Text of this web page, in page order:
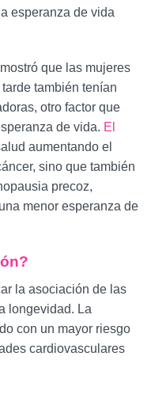
esperanza de vida
que las mujeres
también tenían
otro factor que
de vida. El
aumentando el
sino que también
precoz,
menor esperanza de
la asociación de las
longevidad. La
con un mayor riesgo
cardiovasculares